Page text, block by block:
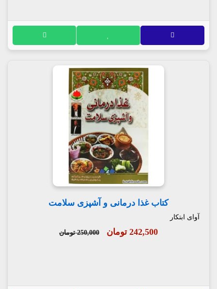
کتاب غذا درمانی و آشپزی سلامت
آوای ابتکار
242,500 تومان 250,000 تومان